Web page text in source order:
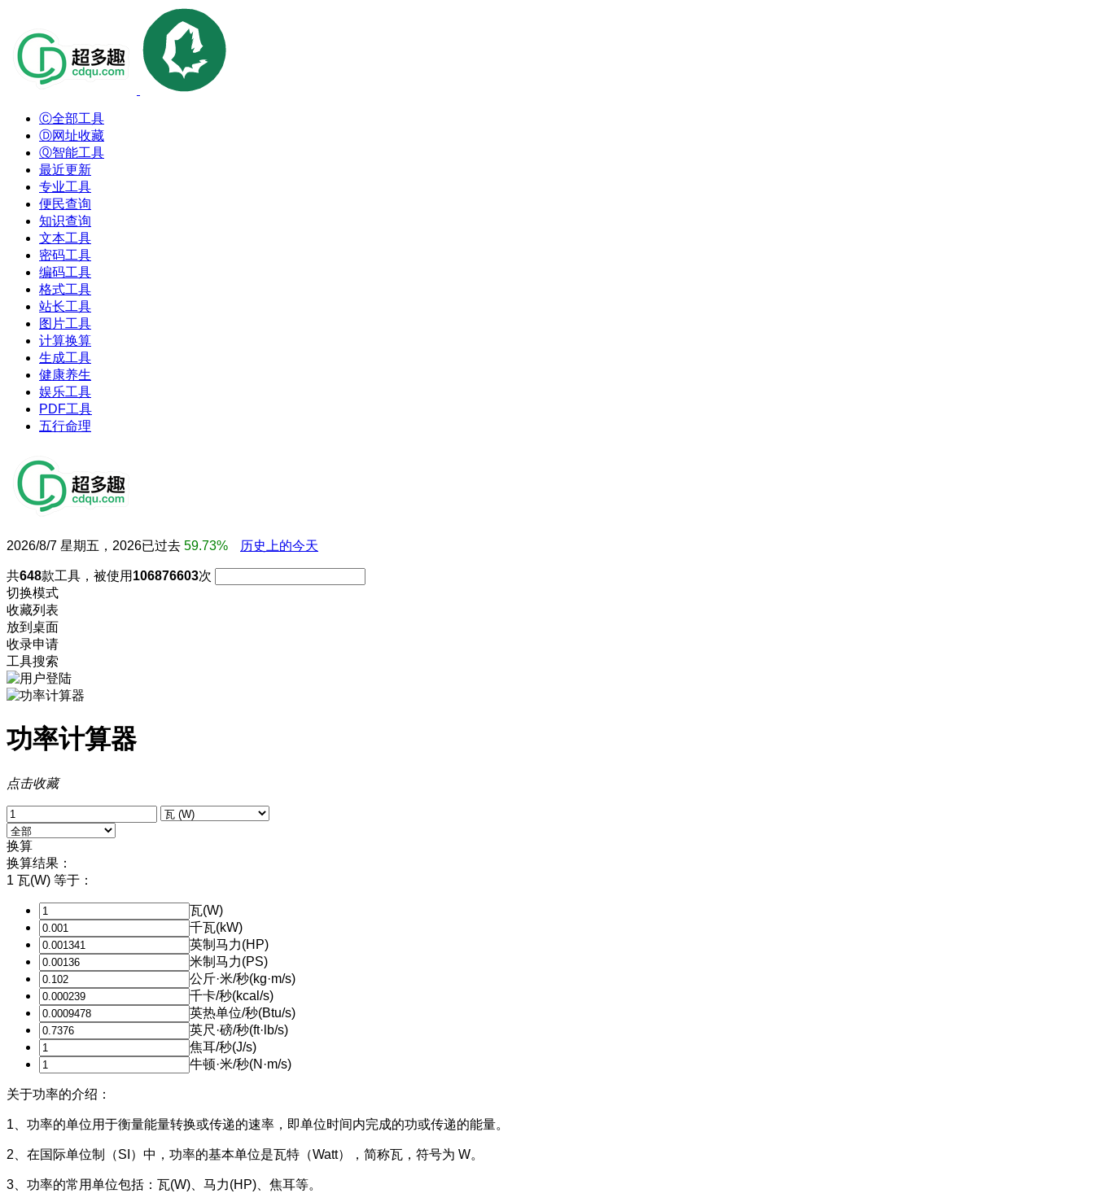
Ⓒ全部工具
Ⓓ网址收藏
Ⓠ智能工具
最近更新
专业工具
便民查询
知识查询
文本工具
密码工具
编码工具
格式工具
站长工具
图片工具
计算换算
生成工具
健康养生
娱乐工具
PDF工具
五行命理
2026/8/7 星期五，2026已过去 59.73% 历史上的今天
共648款工具，被使用 106876603次
切换模式
收藏列表
放到桌面
收录申请
工具搜索
功率计算器
点击收藏
换算
换算结果：
1 瓦(W) 等于：
瓦(W)
千瓦(kW)
英制马力(HP)
米制马力(PS)
公斤·米/秒(kg·m/s)
千卡/秒(kcal/s)
英热单位/秒(Btu/s)
英尺·磅/秒(ft·lb/s)
焦耳/秒(J/s)
牛顿·米/秒(N·m/s)
关于功率的介绍：
1、功率的单位用于衡量能量转换或传递的速率，即单位时间内完成的功或传递的能量。
2、在国际单位制（SI）中，功率的基本单位是瓦特（Watt），简称瓦，符号为 W。
3、功率的常用单位包括：瓦(W)、马力(HP)、焦耳等。